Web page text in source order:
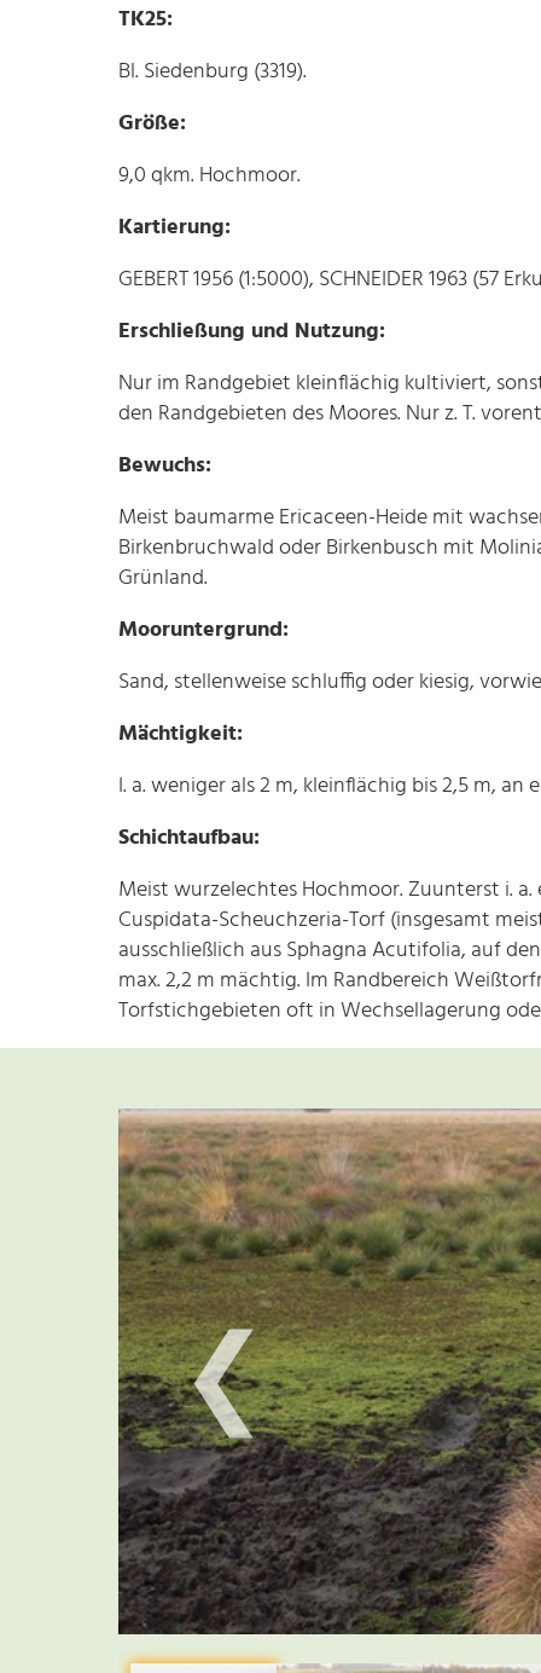
TK25:
Bl. Siedenburg (3319).
Größe:
9,0 qkm. Hochmoor.
Kartierung:
GEBERT 1956 (1:5000), SCHNEIDER 1963 (57
Erschließung und Nutzung:
Nur im Randgebiet kleinflächig kultiviert,
den Randgebieten des Moores. Nur z. T.
Bewuchs:
Meist baumarme Ericaceen-Heide mit
Birkenbruchwald oder Birkenbusch mit
Grünland.
Mooruntergrund:
Sand, stellenweise schluffig oder kiesig,
Mächtigkeit:
I. a. weniger als 2 m, kleinflächig bis 2,5 m, an
Schichtaufbau:
Meist wurzelechtes Hochmoor. Zuunterst i.
Cuspidata-Scheuchzeria-Torf (insgesamt
ausschließlich aus Sphagna Acutifolia, auf
max. 2,2 m mächtig. Im Randbereich
Torfstichgebieten oft in Wechsellagerung
❮